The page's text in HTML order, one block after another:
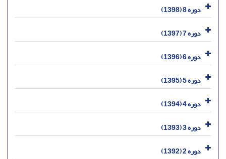
دوره 8 (1398)
دوره 7 (1397)
دوره 6 (1396)
دوره 5 (1395)
دوره 4 (1394)
دوره 3 (1393)
دوره 2 (1392)